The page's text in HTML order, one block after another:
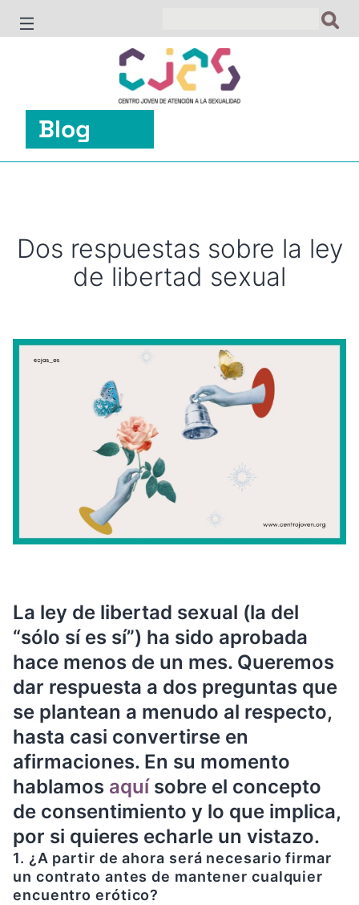
Blog
Dos respuestas sobre la ley
de libertad sexual
La ley de libertad sexual (la del
“sólo sí es sí”) ha sido aprobada
hace menos de un mes. Queremos
dar respuesta a dos preguntas que
se plantean a menudo al respecto,
hasta casi convertirse en
afirmaciones. En su momento
hablamos aquísobre el concepto
de consentimiento y lo que implica,
por si quieres echarle un vistazo.
1. ¿A partir de ahora será necesario firmar
un contrato antes de mantener cualquier
encuentro erótico?